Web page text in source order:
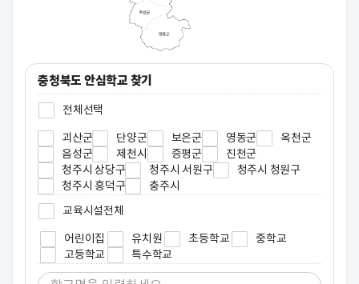
충청북도 안심학교 찾기
전체선택
괴산군 단양군 보은군 영동군
옥천군
음성군
제천시 증평군
진천군
청주시 상당구
청주시 서원구
청주시 청원구
청주시 흥덕구
충주시
교육시설전체
어린이집 유치원 초등학교
중학교
고등학교
특수학교